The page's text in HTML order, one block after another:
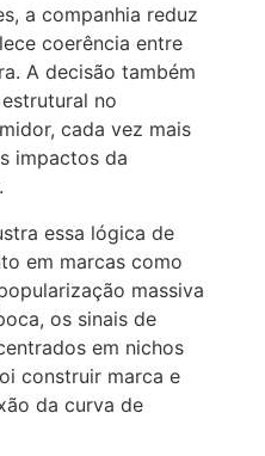
a companhia reduz
coerência entre
A decisão também
no
cada vez mais
impactos da
essa lógica de
em marcas como
massiva
os sinais de
em nichos
construir marca e
da curva de